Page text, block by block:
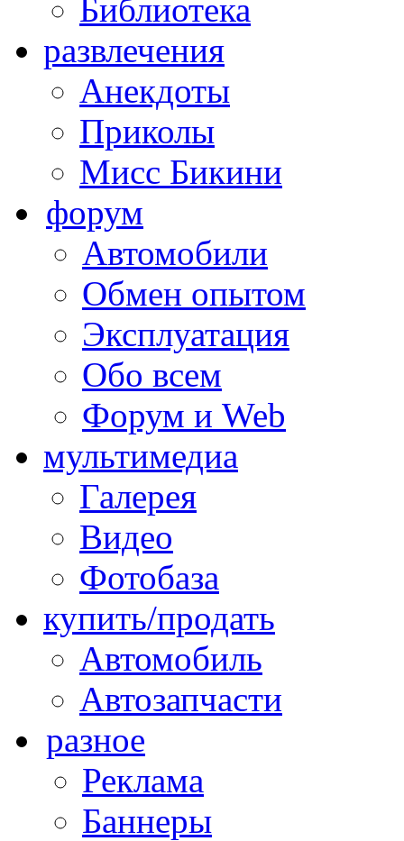
Библиотека
развлечения
Анекдоты
Приколы
Мисс Бикини
форум
Автомобили
Обмен опытом
Эксплуатация
Обо всем
Форум и Web
мультимедиа
Галерея
Видео
Фотобаза
купить/продать
Автомобиль
Автозапчасти
разное
Реклама
Баннеры